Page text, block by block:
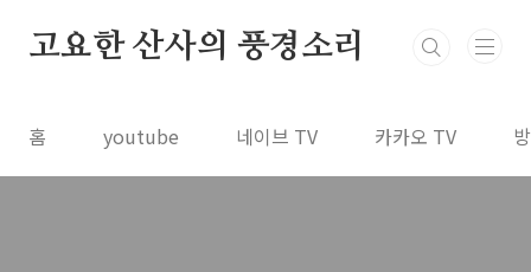
고요한 산사의 풍경소리
홈 youtube 네이브 TV 카카오 TV